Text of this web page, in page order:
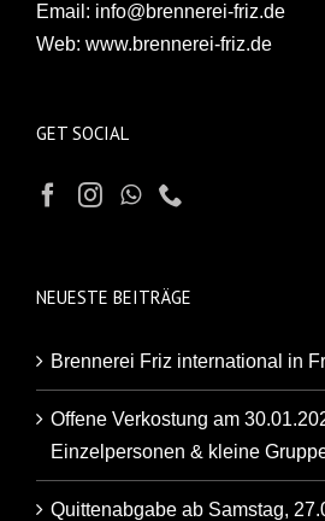
Email: info@brennerei-friz.de
Web: www.brennerei-friz.de
GET SOCIAL
NEUESTE BEITRÄGE
Brennerei Friz international in
Offene Verkostung am
Einzelpersonen & kleine
Quittenabgabe ab Samstag,